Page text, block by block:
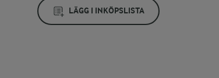
LÄGG I INKÖPSLISTA